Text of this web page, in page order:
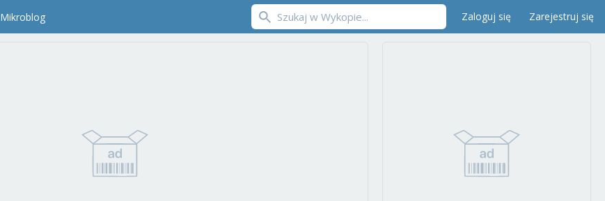
Mikroblog Zaloguj się Zarejestruj się